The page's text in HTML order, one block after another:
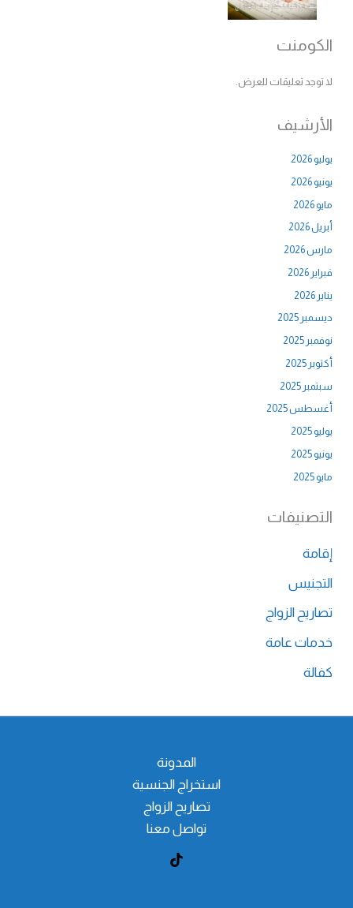
الكومنت
لا توجد تعليقات للعرض.
الأرشيف
يوليو 2026
يونيو 2026
مايو 2026
أبريل 2026
مارس 2026
فبراير 2026
يناير 2026
ديسمبر 2025
نوفمبر 2025
أكتوبر 2025
سبتمبر 2025
أغسطس 2025
يوليو 2025
يونيو 2025
مايو 2025
التصنيفات
إقامة
التجنيس
تصاريح الزواج
خدمات عامة
كفالة
المدونة
استخراج الجنسية
تصاريح الزواج
تواصل معنا